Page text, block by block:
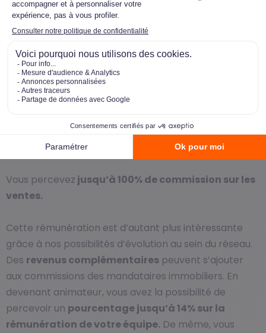
Quelle rémunération pour un
commercial immobilier chez
Optimhome?
Intégrer Optimhomedonne la possibilité de bénéficier
, lacommission de l’agent
indépendant en immobilier
est motivante !
Vous percevez jusqu’à 100% de commission sur les
ventes.
Cette rémunération est d’autant plus intéressante
grâce à nos possibilités d’évolution au sein du réseau.
Des revenus complémentaires peuvent s’ajouter
aux commissions des mandataires immobiliers. En
devenant animateur, vous avez la possibilité de
percevoir un pourcentage jusqu’à 14% sur la
rémunération de votre équipe. De même, vous